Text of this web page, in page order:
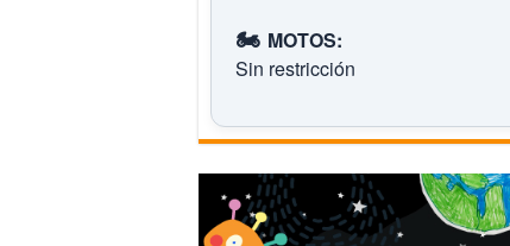
🏍️ MOTOS:
Sin restricción